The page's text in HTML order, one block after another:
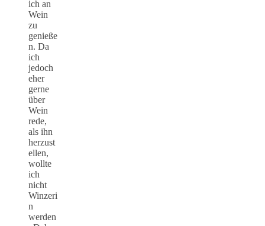
ich an
Wein
zu
genieße
n. Da
ich
jedoch
eher
gerne
über
Wein
rede,
als ihn
herzust
ellen,
wollte
ich
nicht
Winzeri
n
werden